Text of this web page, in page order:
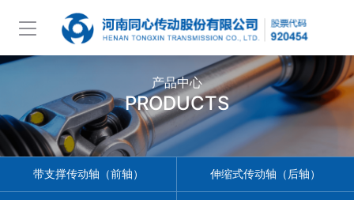
产品中心
PRODUCTS
带支撑传动轴（前轴） 伸缩式传动轴（后轴）